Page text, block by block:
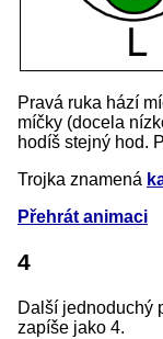
Pravá ruka hází
míčky (docela
hodíš stejný hod.
Trojka znamená
Přehrát animaci
4
Další jednoduchý
zapíše jako 4.